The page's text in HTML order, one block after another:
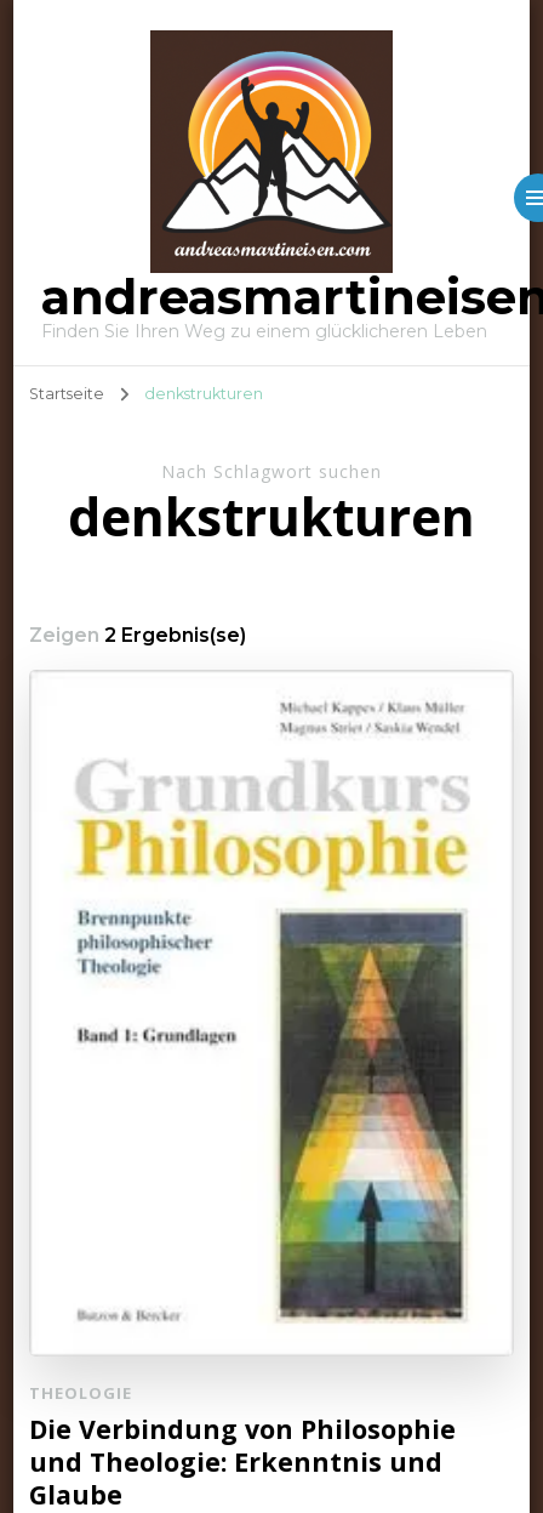
Finden Sie Ihren Weg zu einem glücklicheren Leben
Startseite denkstrukturen
Nach Schlagwort suchen
denkstrukturen
Zeigen 2 Ergebnis(se)
THEOLOGIE
Die Verbindung von Philosophie
und Theologie: Erkenntnis und
Glaube